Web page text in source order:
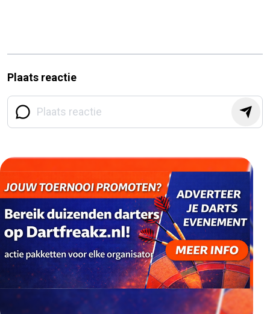
Plaats reactie